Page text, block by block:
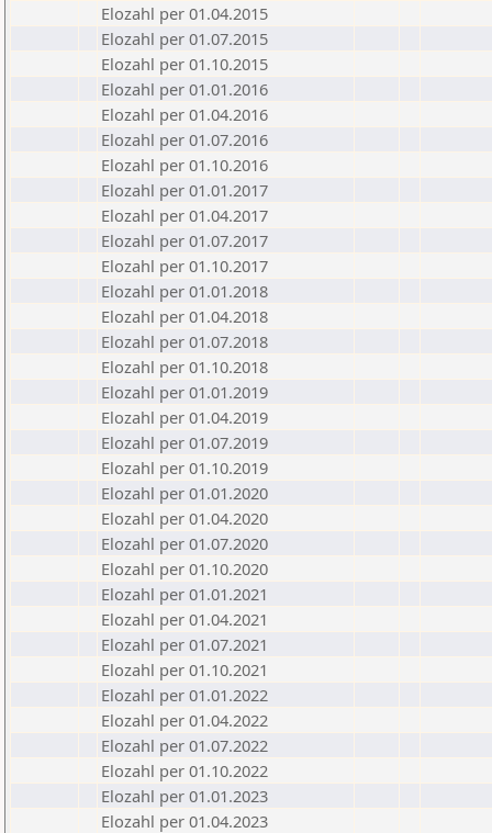
Elozahl per 01.04.2015
Elozahl per 01.07.2015
Elozahl per 01.10.2015
Elozahl per 01.01.2016
Elozahl per 01.04.2016
Elozahl per 01.07.2016
Elozahl per 01.10.2016
Elozahl per 01.01.2017
Elozahl per 01.04.2017
Elozahl per 01.07.2017
Elozahl per 01.10.2017
Elozahl per 01.01.2018
Elozahl per 01.04.2018
Elozahl per 01.07.2018
Elozahl per 01.10.2018
Elozahl per 01.01.2019
Elozahl per 01.04.2019
Elozahl per 01.07.2019
Elozahl per 01.10.2019
Elozahl per 01.01.2020
Elozahl per 01.04.2020
Elozahl per 01.07.2020
Elozahl per 01.10.2020
Elozahl per 01.01.2021
Elozahl per 01.04.2021
Elozahl per 01.07.2021
Elozahl per 01.10.2021
Elozahl per 01.01.2022
Elozahl per 01.04.2022
Elozahl per 01.07.2022
Elozahl per 01.10.2022
Elozahl per 01.01.2023
Elozahl per 01.04.2023